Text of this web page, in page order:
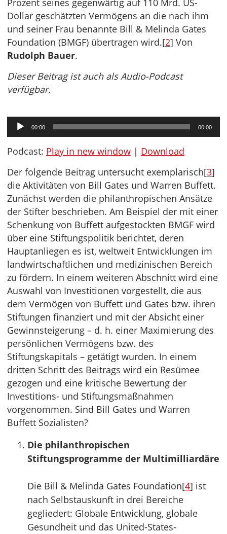
Prozent seines gegenwärtig auf 110 Mrd. US-
Dollar geschätzten Vermögens an die nach ihm
und seiner Frau benannte Bill & Melinda Gates
Foundation (BMGF) übertragen wird.[2] Von
Rudolph Bauer.
Dieser Beitrag ist auch als Audio-Podcast
verfügbar.
Audio-
Player
00:00 00:00
Podcast: Play in new window | Download
Der folgende Beitrag untersucht exemplarisch[3]
die Aktivitäten von Bill Gates und Warren Buffett.
Zunächst werden die philanthropischen Ansätze
der Stifter beschrieben. Am Beispiel der mit einer
Schenkung von Buffett aufgestockten BMGF wird
über eine Stiftungspolitik berichtet, deren
Hauptanliegen es ist, weltweit Entwicklungen im
landwirtschaftlichen und medizinischen Bereich
zu fördern. In einem weiteren Abschnitt wird eine
Auswahl von Investitionen vorgestellt, die aus
dem Vermögen von Buffett und Gates bzw. ihren
Stiftungen finanziert und mit der Absicht einer
Gewinnsteigerung – d. h. einer Maximierung des
persönlichen Vermögens bzw. des
Stiftungskapitals – getätigt wurden. In einem
dritten Schritt des Beitrags wird ein Resümee
gezogen und eine kritische Bewertung der
Investitions- und Stiftungsmaßnahmen
vorgenommen. Sind Bill Gates und Warren
Buffett Sozialisten?
Die philanthropischen
Stiftungsprogramme der Multimilliardäre
Die Bill & Melinda Gates Foundation[4] ist
nach Selbstauskunft in drei Bereiche
gegliedert: Globale Entwicklung, globale
Gesundheit und das United-States-